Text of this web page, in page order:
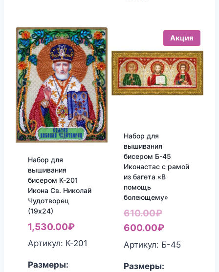
Набор для
вышивания
бисером К-201
Икона Св. Николай
Чудотворец
(19х24)
1,530.00₽
Артикул: К-201
Размеры:
Акция
Набор для
вышивания
бисером Б-45
Иконастас с рамой
из багета «В
помощь
болеющему»
610.00₽
цена
составляла
600.00₽Текущая
цена:
Артикул: Б-45
Размеры: